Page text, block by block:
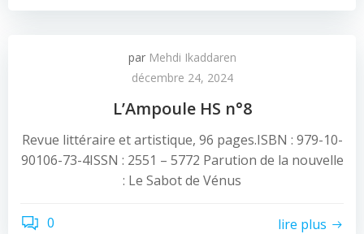
par Mehdi Ikaddaren
décembre 24, 2024
L’Ampoule HS n°8
Revue littéraire et artistique, 96 pages.ISBN : 979-10-
90106-73-4ISSN : 2551 – 5772 Parution de la nouvelle
: Le Sabot de Vénus
0 lire plus